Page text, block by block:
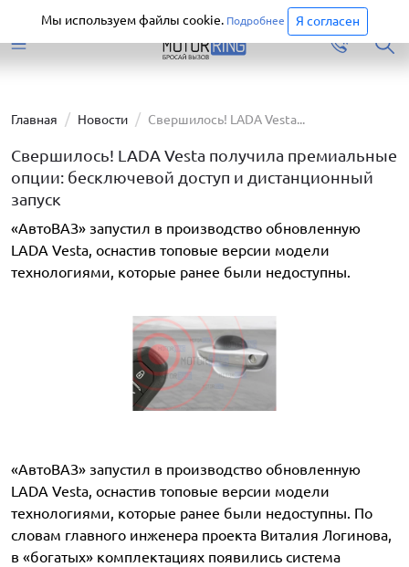
Перейти
Главная Новости Свершилось! LADA Vesta...
Свершилось! LADA Vesta получила премиальные
опции: бесключевой доступ и дистанционный
запуск
«АвтоВАЗ» запустил в производство обновленную
LADA Vesta, оснастив топовые версии модели
технологиями, которые ранее были недоступны.
«АвтоВАЗ» запустил в производство обновленную
LADA Vesta, оснастив топовые версии модели
технологиями, которые ранее были недоступны. По
словам главного инженера проекта Виталия Логинова,
в «богатых» комплектациях появились система
Мы используем файлы cookie. Подробнее Я согласен